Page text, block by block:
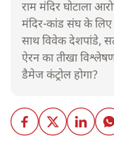
राम मंदिर घोटाला
मंदिर-कांड संघ के लिए
साथ विवेक देशपांडे,
ऐरन का तीखा
डैमेज कंट्रोल होगा?